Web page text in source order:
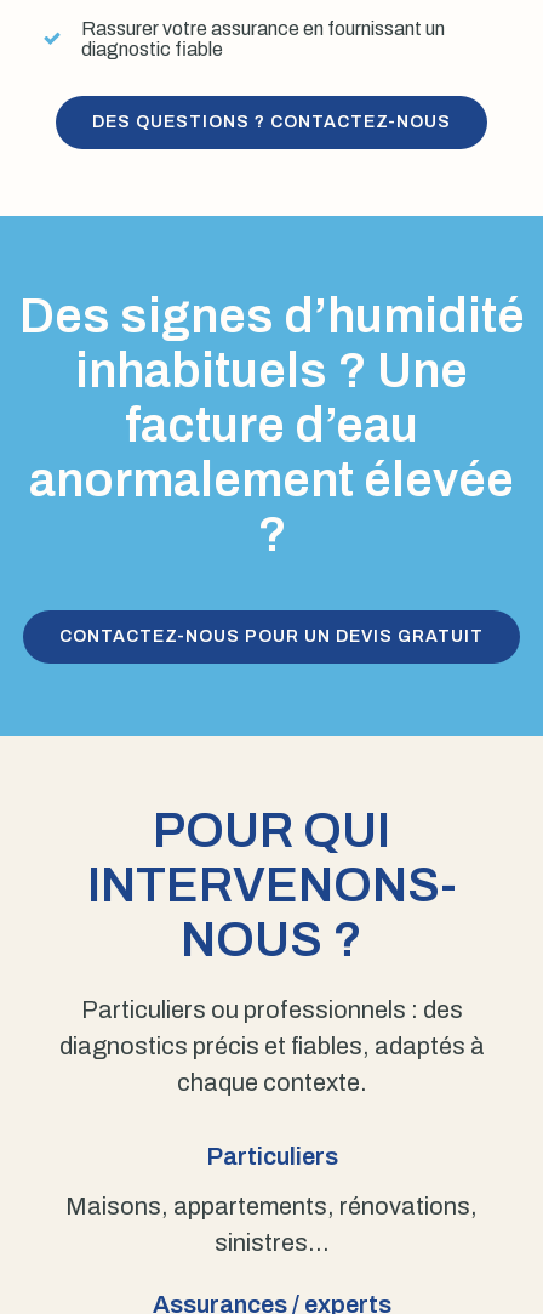
Rassurer votre assurance en fournissant un
diagnostic fiable
DES QUESTIONS ? CONTACTEZ-NOUS
Des signes d’humidité
inhabituels ? Une
facture d’eau
anormalement élevée
?
CONTACTEZ-NOUS POUR UN DEVIS GRATUIT
POUR QUI
INTERVENONS-
NOUS ?
Particuliers ou professionnels : des
diagnostics précis et fiables, adaptés à
chaque contexte.
Particuliers
Maisons, appartements, rénovations,
sinistres…
Assurances / experts